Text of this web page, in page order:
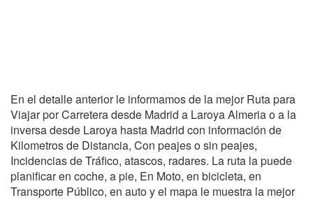
En el detalle anterior le informamos de la mejor Ruta para
Viajar por Carretera desde Madrid a Laroya Almeria o a la
inversa desde Laroya hasta Madrid con información de
Kilometros de Distancia, Con peajes o sin peajes,
Incidencias de Tráfico, atascos, radares. La ruta la puede
planificar en coche, a pie, En Moto, en bicicleta, en
Transporte Público, en auto y el mapa le muestra la mejor